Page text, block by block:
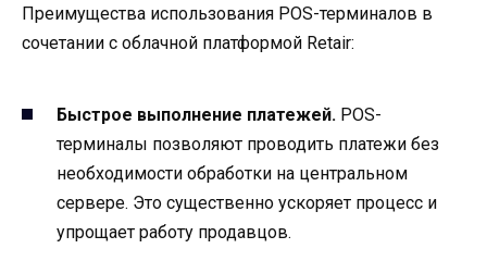
Преимущества использования POS-терминалов в
сочетании с облачной платформой Retair:
Быстрое выполнение платежей. POS-
терминалы позволяют проводить платежи без
необходимости обработки на центральном
сервере. Это существенно ускоряет процесс и
упрощает работу продавцов.